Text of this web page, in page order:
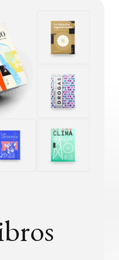
evitables (como las